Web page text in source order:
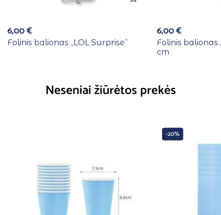
6,00€
Folinis balionas ,,LOL Surprise”
6,00€
Folinis balionas
cm
Neseniai žiūrėtos prekės
-20%